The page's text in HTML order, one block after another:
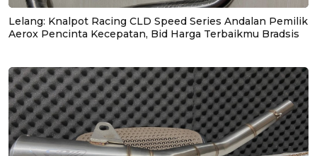
Lelang: Knalpot Racing CLD Speed Series Andalan Pemilik
Aerox Pencinta Kecepatan, Bid Harga Terbaikmu Bradsis